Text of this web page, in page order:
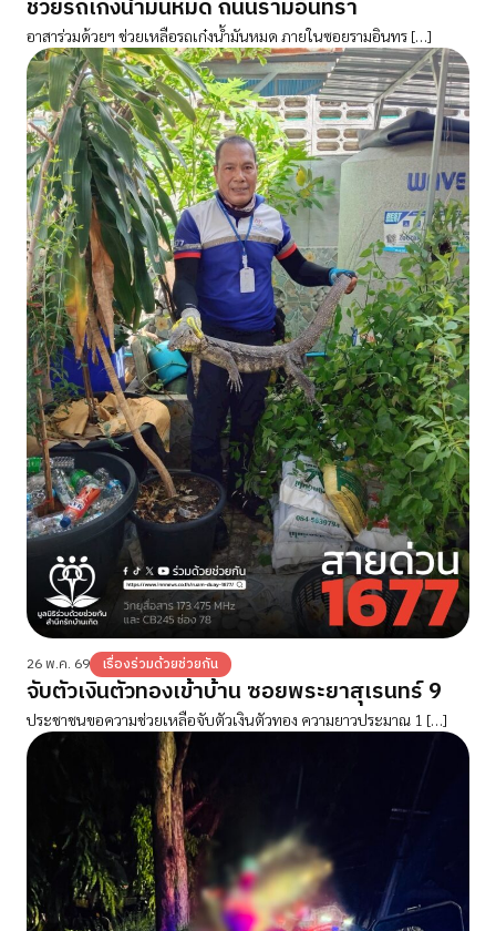
ช่วยรถเก๋งน้ำมันหมด ถนนรามอินทรา
อาสาร่วมด้วยฯ ช่วยเหลือรถเก๋งน้ำมันหมด ภายในซอยรามอินทร […]
26 พ.ค. 69 เรื่องร่วมด้วยช่วยกัน
จับตัวเงินตัวทองเข้าบ้าน ซอยพระยาสุเรนทร์ 9
ประชาชนขอความช่วยเหลือจับตัวเงินตัวทอง ความยาวประมาณ 1 […]